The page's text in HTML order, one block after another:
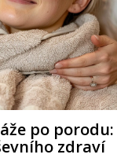
po
zdraví